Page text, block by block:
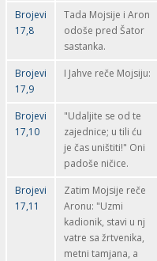
Brojevi
17,8
Tada Mojsije i Aron
odoše pred Šator
sastanka.
Brojevi
17,9
I Jahve reče Mojsiju:
Brojevi
17,10
"Udaljite se od te
zajednice; u tili ću
je čas uništiti!" Oni
padoše ničice.
Brojevi
17,11
Zatim Mojsije reče
Aronu: "Uzmi
kadionik, stavi u nj
vatre sa žrtvenika,
metni tamjana, a